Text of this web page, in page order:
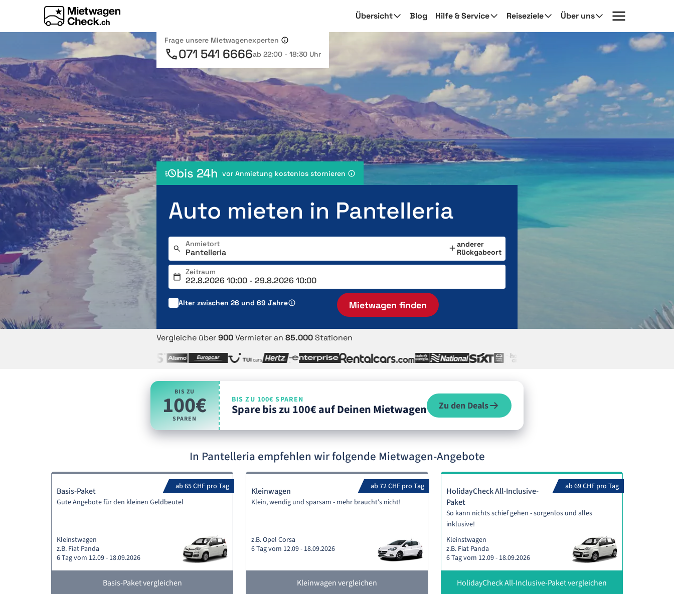
Übersicht Blog Hilfe & Service Reiseziele Über uns
Frage unsere Mietwagenexperten
071 541 6666ab 22:00 - 18:30 Uhr
bis 24h vor Anmietung kostenlos stornieren
Auto mieten in Pantelleria
Anmietort
anderer
Rückgabeort
Zeitraum
Alter zwischen 26 und 69 Jahre Mietwagen finden
Vergleiche über900Vermieter an 85.000Stationen
BIS ZU
100€
SPAREN
BIS ZU 100€ SPAREN
Spare bis zu 100€ auf Deinen Mietwagen Zu den Deals
In Pantelleria empfehlen wir folgende Mietwagen-Angebote
ab 65 CHF pro Tag
Basis-Paket
Gute Angebote für den kleinen Geldbeutel
Kleinstwagen
z.B. Fiat Panda
6 Tag vom 12.09 - 18.09.2026
Basis-Paket vergleichen
ab 72 CHF pro Tag
Kleinwagen
Klein, wendig und sparsam - mehr braucht's nicht!
z.B. Opel Corsa
6 Tag vom 12.09 - 18.09.2026
Kleinwagen vergleichen
ab 69 CHF pro Tag
HolidayCheck All-Inclusive-
Paket
So kann nichts schief gehen - sorgenlos und alles
inklusive!
Kleinstwagen
z.B. Fiat Panda
6 Tag vom 12.09 - 18.09.2026
HolidayCheck All-Inclusive-Paket vergleichen